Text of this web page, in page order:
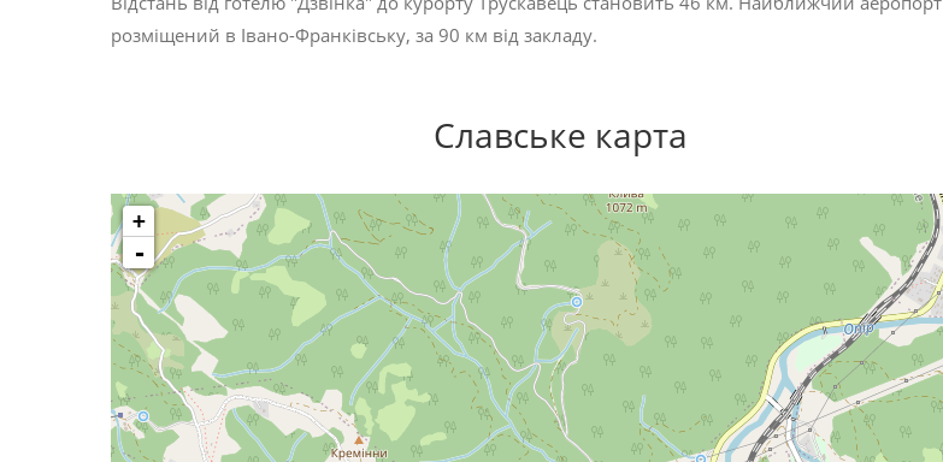
розміщений в Івано-Франківську, за 90 км від закладу.
Славське карта
+
-